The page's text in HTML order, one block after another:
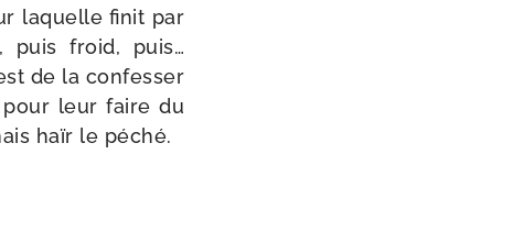
laquelle finit par
puis froid, puis…
de la confes­ser
pour leur faire du
haïr le péché.